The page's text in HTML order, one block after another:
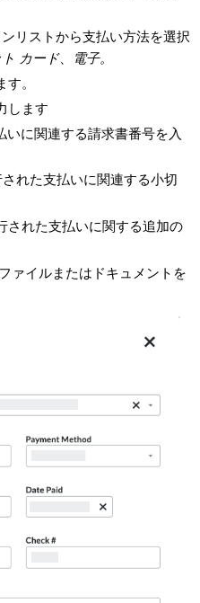
ンリストから支払い方法を選択
カード、
電子。
。
します
いに関連する請求書番号を入
れた支払いに関連する小切
された支払いに関する追加の
ァイルまたはドキュメントを